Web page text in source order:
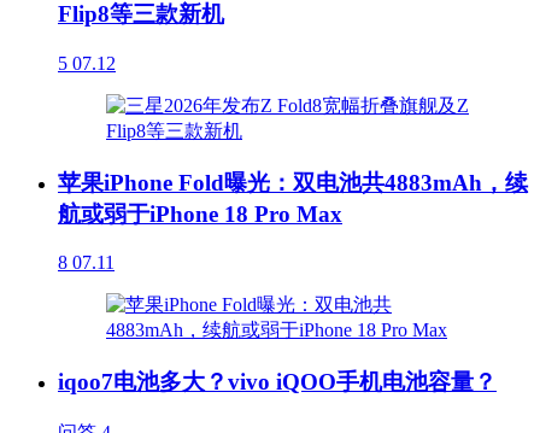
Flip8等三款新机
5 07.12
苹果iPhone Fold曝光：双电池共4883mAh，续
航或弱于iPhone 18 Pro Max
8 07.11
iqoo7电池多大？vivo iQOO手机电池容量？